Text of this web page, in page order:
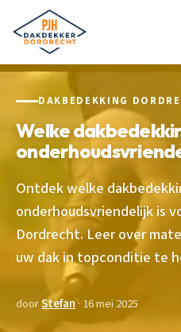
DAKBEDEKKING
Welke
Ontdek welke
onderhoudsvriendelijk is
Dordrecht. Leer over
uw dak in topconditie te
doorStefan· 16 mei 2025